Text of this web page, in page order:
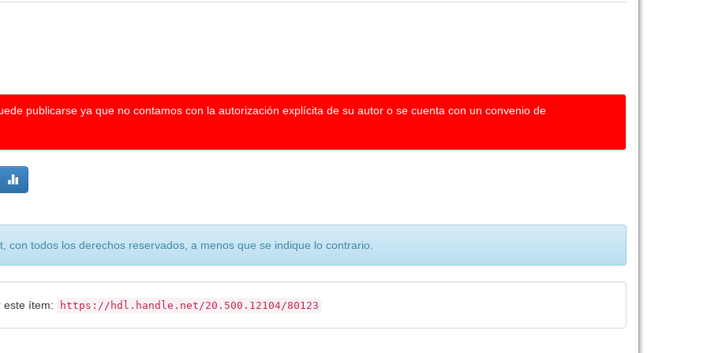
publicarse ya que no contamos con la autorización explícita de su autor o se cuenta con un convenio de
todos los derechos reservados, a menos que se indique lo contrario.
este ítem: https://hdl.handle.net/20.500.12104/80123